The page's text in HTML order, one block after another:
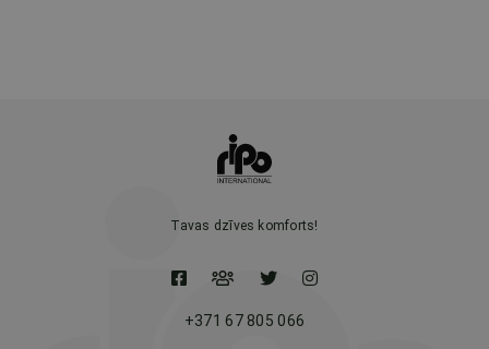
Tavas dzīves komforts!
+371 67 805 066